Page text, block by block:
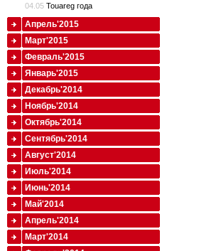
04.05 Touareg года
Апрель'2015
Март'2015
Февраль'2015
Январь'2015
Декабрь'2014
Ноябрь'2014
Октябрь'2014
Сентябрь'2014
Август'2014
Июль'2014
Июнь'2014
Май'2014
Апрель'2014
Март'2014